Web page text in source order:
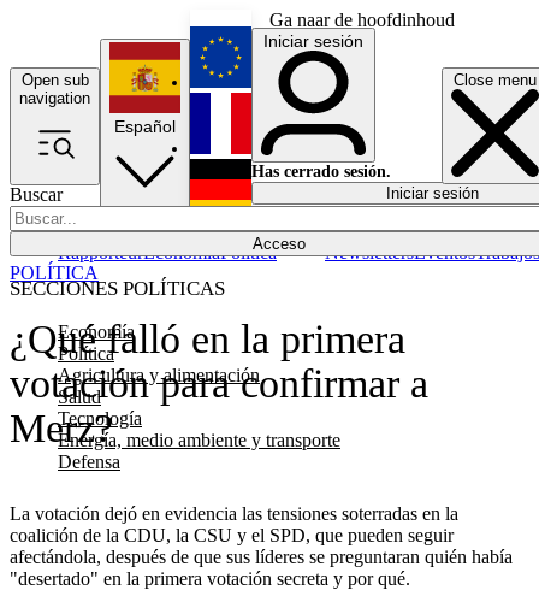
Ga naar de hoofdinhoud
Open sub
navigation
Close menu
Buscar
Acceso
SECCIONES POLÍTICAS
Economía
Política
Agricultura y alimentación
Salud
Tecnología
Energía, medio ambiente y transporte
Defensa
RapporteurEconomíaPolítica NewslettersEventosTrabajos
Español
English
Français
Iniciar sesión
Has cerrado sesión.
Iniciar sesión
¿Qué falló en la primera
votación para confirmar a
Merz?
La votación dejó en evidencia las tensiones soterradas en la
coalición de la CDU, la CSU y el SPD, que pueden seguir
afectándola, después de que sus líderes se preguntaran quién había
"desertado" en la primera votación secreta y por qué.
POLÍTICA